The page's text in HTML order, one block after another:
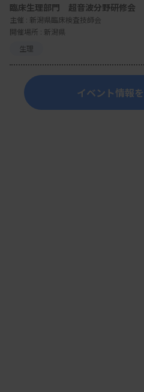
臨床生理部門 超音波分野研修会
主催 : 新潟県臨床検査技師会
開催場所 : 新潟県
生理
イベント情報